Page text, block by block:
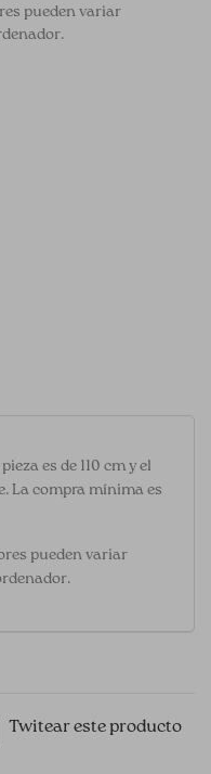
pueden variar
es de 110 cm y el
La compra mínima es
pueden variar
Twitear este producto